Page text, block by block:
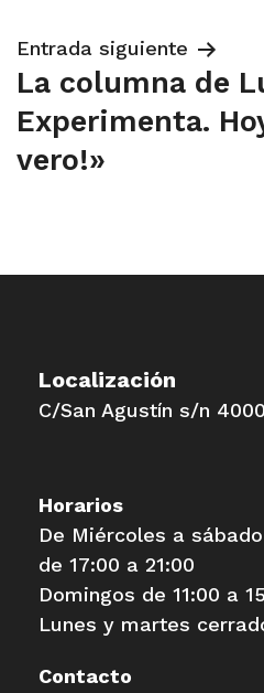
Entrada siguiente
La columna de
Experimenta.
vero!»
Localización
C/San Agustín s/n
Horarios
De Miércoles a
de 17:00 a 21:00
Domingos de 11:00 a
Lunes y martes
Contacto